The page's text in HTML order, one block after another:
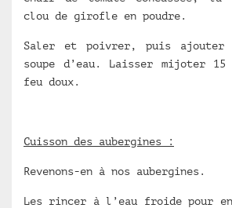
clou de girofle en poudre.
Saler et poivrer, puis ajouter
soupe d’eau. Laisser mijoter
feu doux.
Cuisson des aubergines :
Revenons-en à nos aubergines.
Les rincer à l’eau froide pour